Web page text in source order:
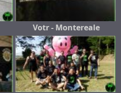
Votr - Montereale